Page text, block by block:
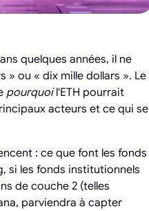
quelques années, il ne
ou « dix mille dollars ». Le
pourquoil'ETH pourrait
acteurs et ce qui se
: ce que font les fonds
si les fonds institutionnels
de couche 2 (telles
parviendra à capter